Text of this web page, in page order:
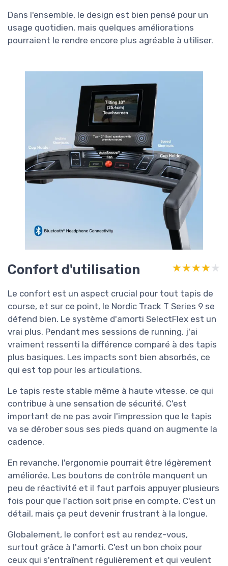
Dans l'ensemble, le design est bien pensé pour un
usage quotidien, mais quelques améliorations
pourraient le rendre encore plus agréable à utiliser.
Confort d'utilisation ★★★★★
★★★★★
Le confort est un aspect crucial pour tout tapis de
course, et sur ce point, le Nordic Track T Series 9 se
défend bien. Le système d'amorti SelectFlex est un
vrai plus. Pendant mes sessions de running, j'ai
vraiment ressenti la différence comparé à des tapis
plus basiques. Les impacts sont bien absorbés, ce
qui est top pour les articulations.
Le tapis reste stable même à haute vitesse, ce qui
contribue à une sensation de sécurité. C'est
important de ne pas avoir l'impression que le tapis
va se dérober sous ses pieds quand on augmente la
cadence.
En revanche, l'ergonomie pourrait être légèrement
améliorée. Les boutons de contrôle manquent un
peu de réactivité et il faut parfois appuyer plusieurs
fois pour que l'action soit prise en compte. C'est un
détail, mais ça peut devenir frustrant à la longue.
Globalement, le confort est au rendez-vous,
surtout grâce à l'amorti. C'est un bon choix pour
ceux qui s'entraînent régulièrement et qui veulent